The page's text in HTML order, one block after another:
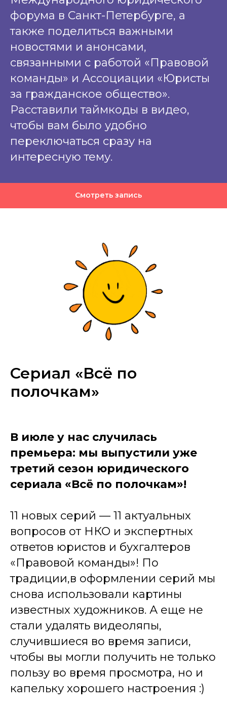
форума в Санкт-Петербурге, а
также поделиться важными
новостями и анонсами,
связанными с работой «Правовой
команды» и Ассоциации «Юристы
за гражданское общество».
Расставили таймкоды в видео,
чтобы вам было удобно
переключаться сразу на
интересную тему.
Смотреть запись
Сериал «Всё по
полочкам»
В июле у нас случилась
премьера: мы выпустили уже
третий сезон юридического
сериала «Всё по полочкам»!
11 новых серий — 11 актуальных
вопросов от НКО и экспертных
ответов юристов и бухгалтеров
«Правовой команды»! По
традиции,в оформлении серий мы
снова использовали картины
известных художников. А еще не
стали удалять видеоляпы,
случившиеся во время записи,
чтобы вы могли получить не только
пользу во время просмотра, но и
капельку хорошего настроения :)